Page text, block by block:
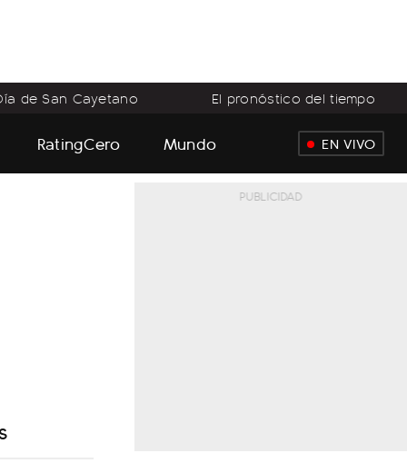
de San Cayetano El pronóstico del tiempo
RatingCero Mundo EN VIVO